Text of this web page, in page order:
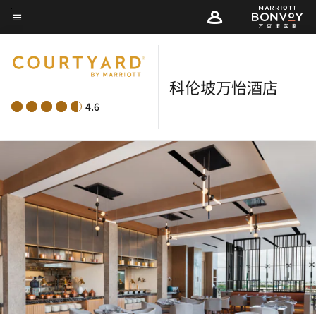
Skip
to
content
菜单文本
4.6
科伦坡万怡酒店